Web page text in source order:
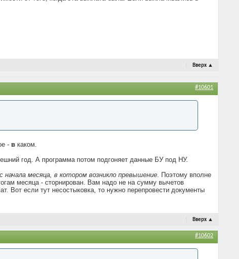
Вверх ▲
#10601
- в каком.
год. А программа потом подгоняет данные БУ под НУ.
с начала месяца, в котором возникло превышение . Поэтому вполне
месяца - сторнирован. Вам надо не на сумму вычетов
Вот если тут несостыковка, то нужно перепровести документы
Вверх ▲
#10602